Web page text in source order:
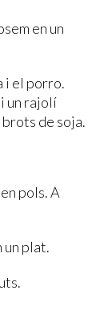
en un
i el porro.
un rajolí
de soja.
pols. A
un plat.